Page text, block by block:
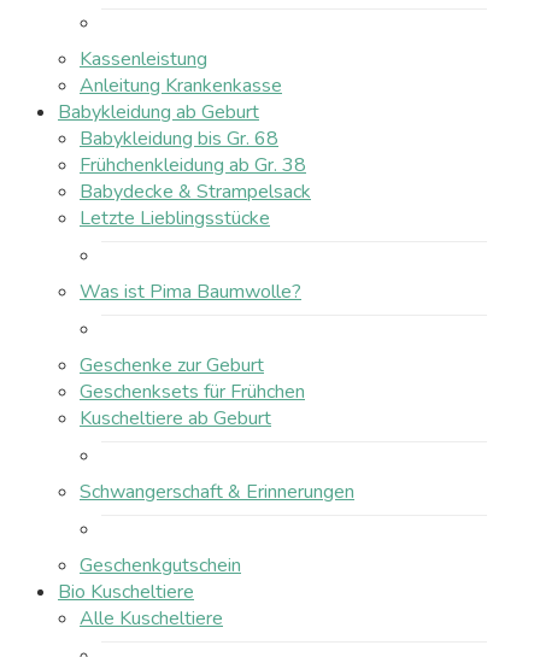
Kassenleistung
Anleitung Krankenkasse
Babykleidung ab Geburt
Babykleidung bis Gr. 68
Frühchenkleidung ab Gr. 38
Babydecke & Strampelsack
Letzte Lieblingsstücke
Was ist Pima Baumwolle?
Geschenke zur Geburt
Geschenksets für Frühchen
Kuscheltiere ab Geburt
Schwangerschaft & Erinnerungen
Geschenkgutschein
Bio Kuscheltiere
Alle Kuscheltiere